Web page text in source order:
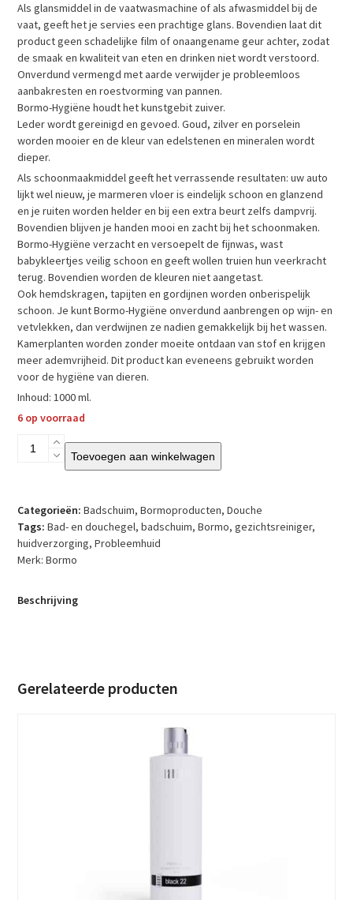
Als glansmiddel in de vaatwasmachine of als afwasmiddel bij de
vaat, geeft het je servies een prachtige glans. Bovendien laat dit
product geen schadelijke film of onaangename geur achter, zodat
de smaak en kwaliteit van eten en drinken niet wordt verstoord.
Onverdund vermengd met aarde verwijder je probleemloos
aanbakresten en roestvorming van pannen.
Bormo-Hygiëne houdt het kunstgebit zuiver.
Leder wordt gereinigd en gevoed. Goud, zilver en porselein
worden mooier en de kleur van edelstenen en mineralen wordt
dieper.
Als schoonmaakmiddel geeft het verrassende resultaten: uw auto
lijkt wel nieuw, je marmeren vloer is eindelijk schoon en glanzend
en je ruiten worden helder en bij een extra beurt zelfs dampvrij.
Bovendien blijven je handen mooi en zacht bij het schoonmaken.
Bormo-Hygiëne verzacht en versoepelt de fijnwas, wast
babykleertjes veilig schoon en geeft wollen truien hun veerkracht
terug. Bovendien worden de kleuren niet aangetast.
Ook hemdskragen, tapijten en gordijnen worden onberispelijk
schoon. Je kunt Bormo-Hygiëne onverdund aanbrengen op wijn- en
vetvlekken, dan verdwijnen ze nadien gemakkelijk bij het wassen.
Kamerplanten worden zonder moeite ontdaan van stof en krijgen
meer ademvrijheid. Dit product kan eveneens gebruikt worden
voor de hygiëne van dieren.
Inhoud: 1000 ml.
6 op voorraad
Bormo
Hygiëne
Toevoegen aan winkelwagen
Categorieën: Badschuim,Bormoproducten,Douche
Tags: Bad- en douchegel,badschuim,Bormo,gezichtsreiniger,
huidverzorging,Probleemhuid
Merk:Bormo
Beschrijving
Gerelateerde producten